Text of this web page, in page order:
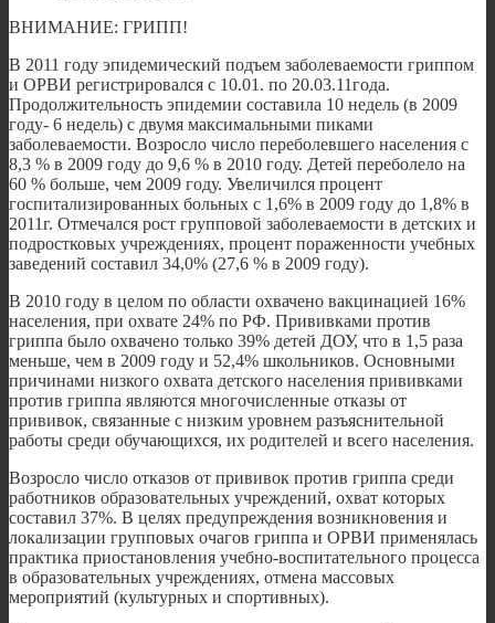
ВНИМАНИЕ: ГРИПП!
В 2011 году эпидемический подъем заболеваемости гриппом
и ОРВИ регистрировался с 10.01. по 20.03.11года.
Продолжительность эпидемии составила 10 недель (в 2009
году- 6 недель) с двумя максимальными пиками
заболеваемости. Возросло число переболевшего населения с
8,3 % в 2009 году до 9,6 % в 2010 году. Детей переболело на
60 % больше, чем 2009 году. Увеличился процент
госпитализированных больных с 1,6% в 2009 году до 1,8% в
2011г. Отмечался рост групповой заболеваемости в детских и
подростковых учреждениях, процент пораженности учебных
заведений составил 34,0% (27,6 % в 2009 году).
В 2010 году в целом по области охвачено вакцинацией 16%
населения, при охвате 24% по РФ. Прививками против
гриппа было охвачено только 39% детей ДОУ, что в 1,5 раза
меньше, чем в 2009 году и 52,4% школьников. Основными
причинами низкого охвата детского населения прививками
против гриппа являются многочисленные отказы от
прививок, связанные с низким уровнем разъяснительной
работы среди обучающихся, их родителей и всего населения.
Возросло число отказов от прививок против гриппа среди
работников образовательных учреждений, охват которых
составил 37%. В целях предупреждения возникновения и
локализации групповых очагов гриппа и ОРВИ применялась
практика приостановления учебно-воспитательного процесса
в образовательных учреждениях, отмена массовых
мероприятий (культурных и спортивных).